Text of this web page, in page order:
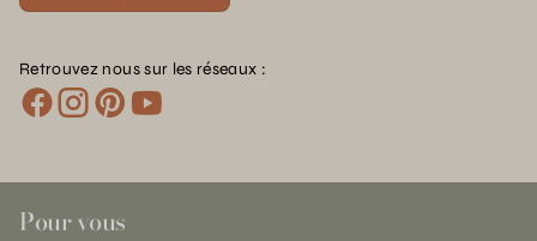
Retrouvez nous sur les réseaux :
Pour vous